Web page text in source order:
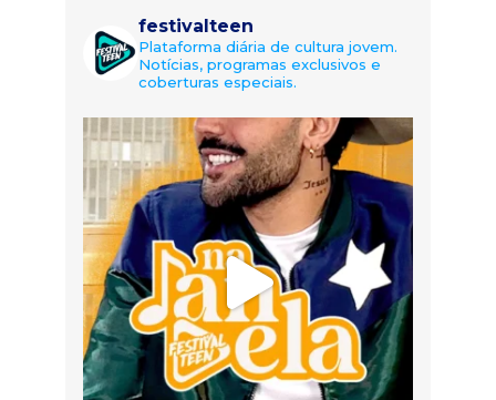
festivalteen
Plataforma diária de cultura jovem.
Notícias, programas exclusivos e
coberturas especiais.